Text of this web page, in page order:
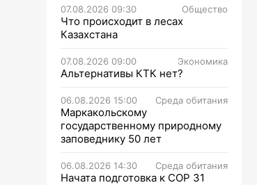
07.08.2026 09:30 Общество
Что происходит в лесах
Казахстана
07.08.2026 09:00 Экономика
Альтернативы КТК нет?
06.08.2026 15:00 Среда обитания
Маркакольскому
государственному природному
заповеднику 50 лет
06.08.2026 14:30 Среда обитания
Начата подготовка к СОР 31